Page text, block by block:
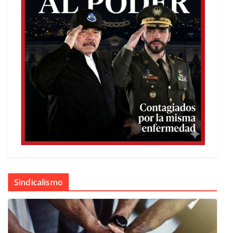
Sindicalismo